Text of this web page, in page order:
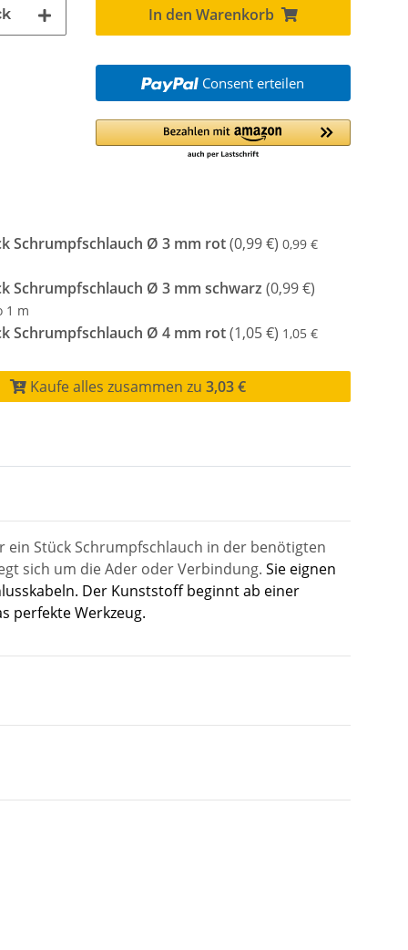
In den Warenkorb
Consent erteilen
Schrumpfschlauch Ø 3 mm rot(0,99 €) 0,99 €
Schrumpfschlauch Ø 3 mm schwarz (0,99 €)
1 m
Schrumpfschlauch Ø 4 mm rot(1,05 €) 1,05 €
Kaufe alles zusammen zu3,03 €
Stück Schrumpfschlauch in der benötigten
sich um die Ader oder Verbindung. Sie eignen
Der Kunststoff beginnt ab einer
perfekte Werkzeug.